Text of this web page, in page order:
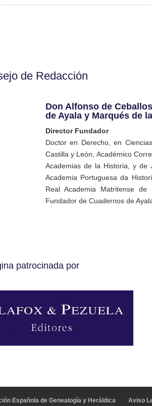
de Redacción
Don Alfonso de
de Ayala y Marqués de
Director Fundador
Doctor en Derecho, en
Castilla y León, Académico
Academias de la Historia, y de
Academia Portuguesa da
Real Academia Matritense
Fundador de Cuadernos de
patrocinada por
Española de Genealogía y Heráldica Aviso